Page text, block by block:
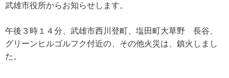
武雄市役所からお知らせします。
午後３時１４分、武雄市西川登町、塩田町大草野 長谷、
グリーンヒルゴルフク付近の、その他火災は、鎮火しまし
た。